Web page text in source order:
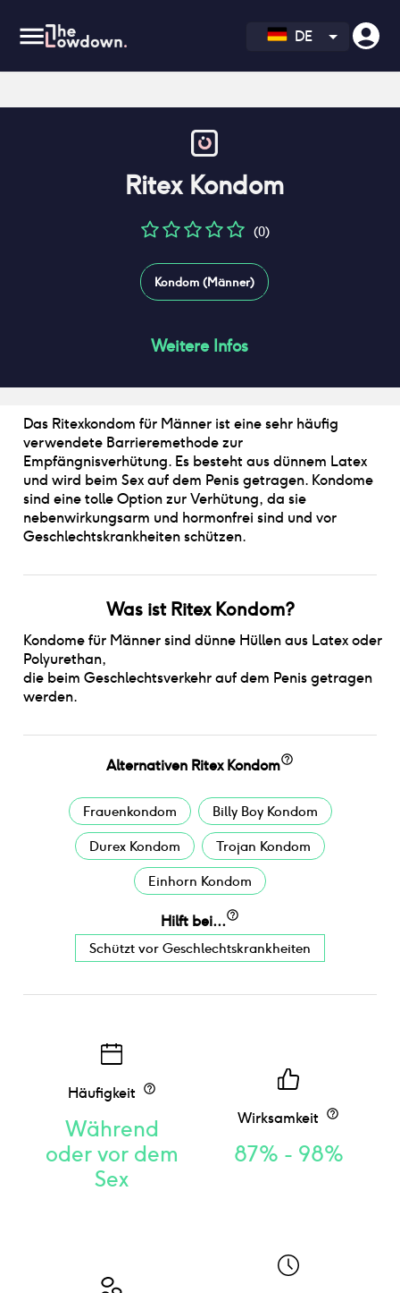
DE
Ritex Kondom
(0)
Kondom (Männer)
Weitere Infos
Das Ritexkondom für Männer ist eine sehr häufig
verwendete Barrieremethode zur
Empfängnisverhütung. Es besteht aus dünnem Latex
und wird beim Sex auf dem Penis getragen. Kondome
sind eine tolle Option zur Verhütung, da sie
nebenwirkungsarm und hormonfrei sind und vor
Geschlechtskrankheiten schützen.
Was istRitex Kondom?
Kondome für Männer sind dünne Hüllen aus Latex oder
Polyurethan,
die beim Geschlechtsverkehr auf dem Penis getragen
werden.
Alternativen Ritex Kondom
Frauenkondom Billy Boy Kondom
Durex Kondom Trojan Kondom
Einhorn Kondom
Hilft bei...
Schützt vor Geschlechtskrankheiten
Häufigkeit
Während
oder vor dem
Sex
Wirksamkeit
87% - 98%